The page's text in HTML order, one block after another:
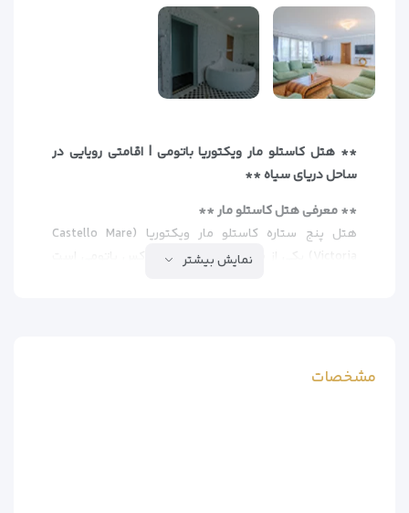
** هتل کاستلو مار ویکتوریا باتومی | اقامتی رویایی در
ساحل دریای سیاه **
** معرفی هتل کاستلو مار **
هتل پنج ستاره کاستلو مار ویکتوریا (Castello Mare
Victoria) یکی از مجلل‌ترین هتل‌های لوکس باتومی است
** امکانات و خدمات برتر هتل **
نمایش بیشتر
مشخصات